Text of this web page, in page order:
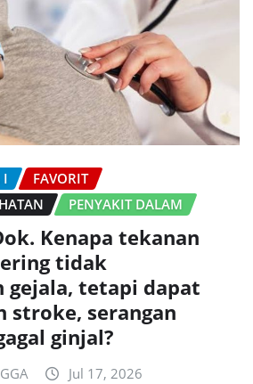
I
FAVORIT
PENYAKIT DALAM
Kenapa tekanan
tidak
gejala, tetapi dapat
stroke, serangan
ginjal?
Jul 17, 2026